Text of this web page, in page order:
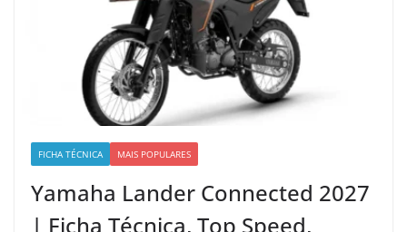
FICHA TÉCNICA MAIS POPULARES
Yamaha Lander Connected 2027
| Ficha Técnica, Top Speed,